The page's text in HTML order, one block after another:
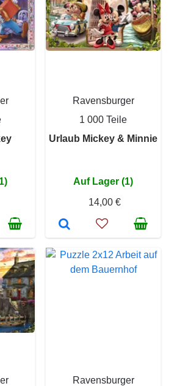
Ravensburger
1 000 Teile
Urlaub Mickey & Minnie
Auf Lager (1)
14,00 €
Ravensburger